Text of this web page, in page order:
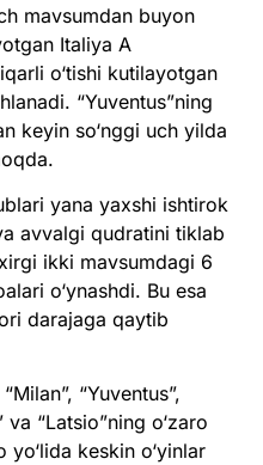
mavsumdan buyon
Italiya A
o‘tishi kutilayotgan
“Yuventus”ning
keyin so‘nggi uch yilda
yana yaxshi ishtirok
avvalgi qudratini tiklab
ikki mavsumdagi 6
o‘ynashdi. Bu esa
darajaga qaytib
“Yuventus”,
va “Latsio”ning o‘zaro
keskin o‘yinlar